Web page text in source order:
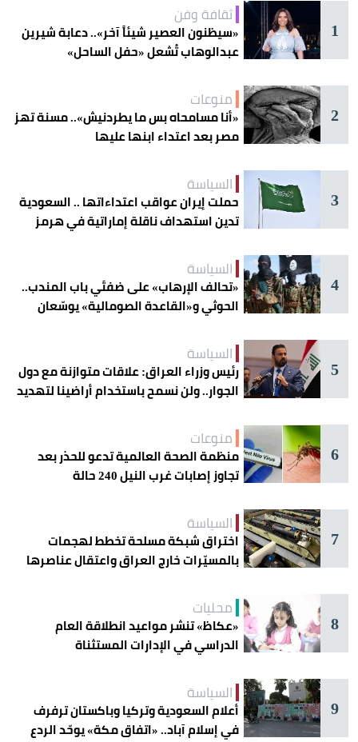
1
ثقافة وفن
«سيظنون العصير شيئاً آخر».. دعابة شيرين
عبدالوهاب تُشعل «حفل الساحل»
2
منوعات
«أنا مسامحاه بس ما يطردنيش».. مسنة تهز
مصر بعد اعتداء ابنها عليها
3
السياسة
حملت إيران عواقب اعتداءاتها .. السعودية
تدين استهداف ناقلة إماراتية في هرمز
4
السياسة
«تحالف الإرهاب» على ضفتَي باب المندب..
الحوثي و«القاعدة الصومالية» يوسّعان
5
السياسة
رئيس وزراء العراق: علاقات متوازنة مع دول
الجوار.. ولن نسمح باستخدام أراضينا لتهديد
6
منوعات
منظمة الصحة العالمية تدعو للحذر بعد
تجاوز إصابات غرب النيل 240 حالة
7
السياسة
اختراق شبكة مسلحة تخطط لهجمات
بالمسيّرات خارج العراق واعتقال عناصرها
8
محليات
«عكاظ» تنشر مواعيد انطلاقة العام
الدراسي في الإدارات المستثناة
9
السياسة
أعلام السعودية وتركيا وباكستان ترفرف
في إسلام آباد.. «اتفاق مكة» يوحّد الردع